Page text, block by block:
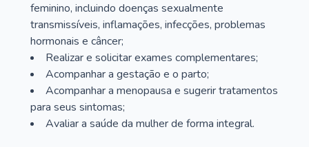
feminino, incluindo doenças sexualmente
transmissíveis, inflamações, infecções, problemas
hormonais e câncer;
Realizar e solicitar exames complementares;
Acompanhar a gestação e o parto;
Acompanhar a menopausa e sugerir tratamentos
para seus sintomas;
Avaliar a saúde da mulher de forma integral.